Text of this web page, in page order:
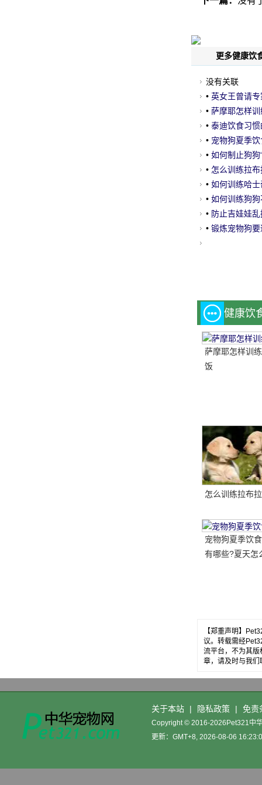
更多健康饮
没有关联
• 英女王曾请
• 萨摩耶怎样
• 泰迪饮食习
• 宠物狗夏季
• 如何制止狗狗
• 怎么训练拉
• 如何训练哈
• 如何训练狗
• 防止吉娃娃
• 锻炼宠物狗要
健康饮
萨摩耶怎样训
饭
怎么训练拉布
宠物狗夏季饮
有哪些?夏天怎
【郑重声明】
议。转载需经
流平台，不为其
章，请及时与我
关于本站 | 隐私政策 | 免责
Copyright © 2016-2026Pet321中
更新：GMT+8, 2026-08-06